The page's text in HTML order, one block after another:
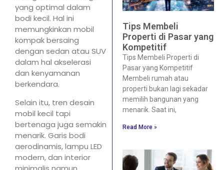
yang optimal dalam
bodi kecil. Hal ini
memungkinkan mobil
kompak bersaing
dengan sedan atau SUV
dalam hal akselerasi
dan kenyamanan
berkendara.
Selain itu, tren desain
mobil kecil tapi
bertenaga juga semakin
menarik. Garis bodi
aerodinamis, lampu LED
modern, dan interior
Tips Membeli
Properti di Pasar yang
Kompetitif
Tips Membeli Properti di
Pasar yang Kompetitif
Membeli rumah atau
properti bukan lagi sekadar
memilih bangunan yang
menarik. Saat ini,
Read More »